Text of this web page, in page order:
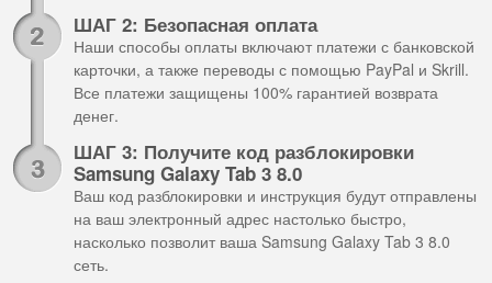
ШАГ 2: Безопасная оплата
Наши способы оплаты включают платежи с банковской
карточки, а также переводы с помощью PayPal и Skrill.
Все платежи защищены 100% гарантией возврата
денег.
ШАГ 3: Получите код разблокировки
Samsung Galaxy Tab 3 8.0
Ваш код разблокировки и инструкция будут отправлены
на ваш электронный адрес настолько быстро,
насколько позволит ваша Samsung Galaxy Tab 3 8.0
сеть.